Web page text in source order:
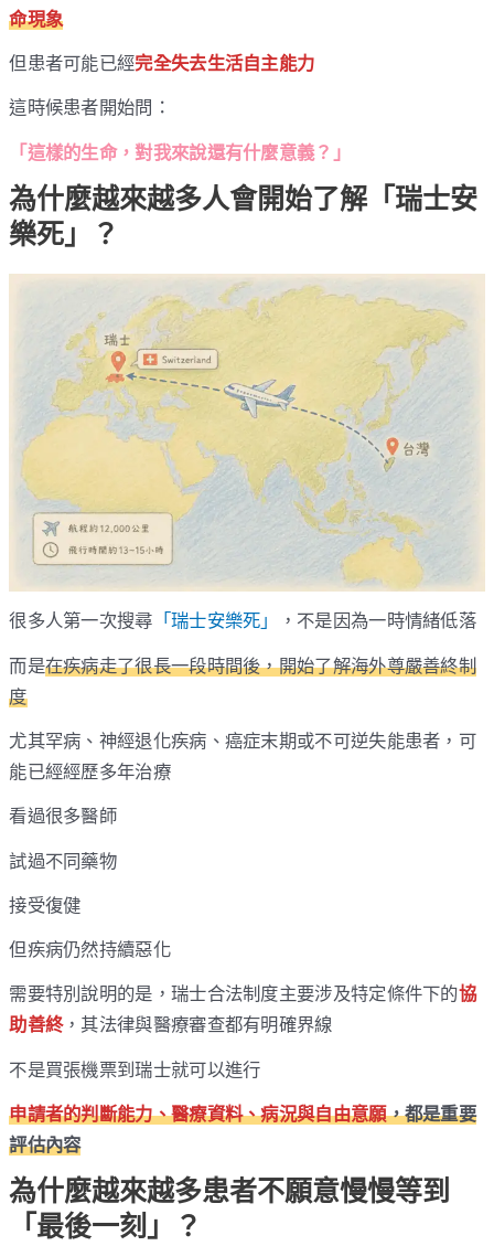
命現象
但患者可能已經完全失去生活自主能力
這時候患者開始問：
「這樣的生命，對我來說還有什麼意義？」
為什麼越來越多人會開始了解「瑞士安
樂死」？
很多人第一次搜尋 「瑞士安樂死」 ，不是因為一時情緒低落
而是在疾病走了很長一段時間後，開始了解海外尊嚴善終制
度
尤其罕病、神經退化疾病、癌症末期或不可逆失能患者，可
能已經經歷多年治療
看過很多醫師
試過不同藥物
接受復健
但疾病仍然持續惡化
需要特別說明的是，瑞士合法制度主要涉及特定條件下的協
助善終，其法律與醫療審查都有明確界線
不是買張機票到瑞士就可以進行
申請者的判斷能力、醫療資料、病況與自由意願，都是重要
評估內容
為什麼越來越多患者不願意慢慢等到
「最後一刻」？